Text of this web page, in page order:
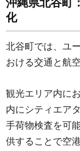
沖縄県北谷町
化
北谷町では、ユ
おける交通と航
観光エリア内に
内にシティエア
手荷物検査を可
供することで空